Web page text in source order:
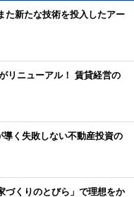
た新たな技術を投入したアー
リニューアル！ 賃貸経営の
導く失敗しない不動産投資の
づくりのとびら」で理想をか